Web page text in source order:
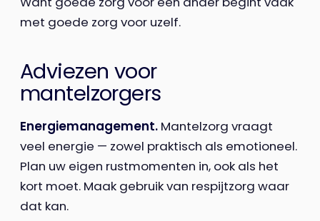
met goede zorg voor uzelf.
Adviezen voor
mantelzorgers
Energiemanagement. Mantelzorg vraagt
veel energie — zowel praktisch als emotioneel.
Plan uw eigen rustmomenten in, ook als het
kort moet. Maak gebruik van respijtzorg waar
dat kan.